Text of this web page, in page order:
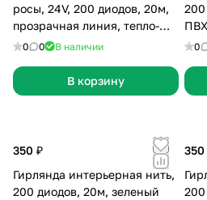
росы, 24V, 200 диодов, 20м,
прозрачная линия, тепло-
белая, 8 режимов
0 0 В наличии
В корзину
0
350 ₽
Гирлянда интерьерная нить,
200 диодов, 20м, зеленый
350